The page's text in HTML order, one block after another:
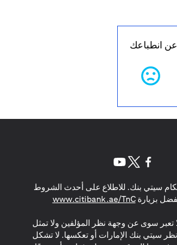
انطباعك
سيتي بنك. للاطلاع على أحدث الشروط
بزيارةwww.citibank.ae/TnC
(opens in a new tab)
لا تعبر سوى عن وجهة نظر المؤلفين ولا تمثل
سيتي بنك الإمارات أو تعكسها. لا تشكل